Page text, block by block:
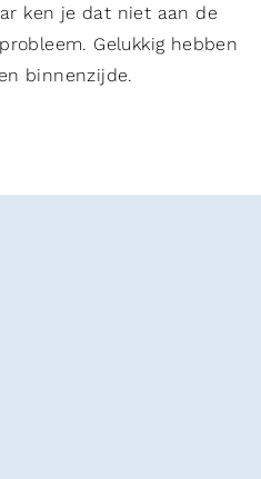
ken je dat niet aan de
Gelukkig hebben
binnenzijde.